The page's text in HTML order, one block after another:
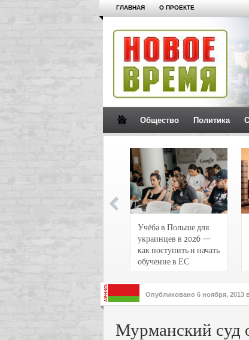
ГЛАВНАЯ О ПРОЕКТЕ
Общество Политика
Учёба в Польше для
украинцев в 2026 —
как поступить и начать
обучение в ЕС
Опубликовано 6 ноября, 2013
Мурманский суд